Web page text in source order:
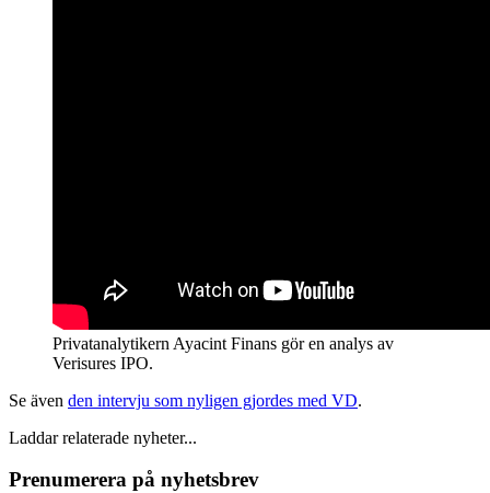
Privatanalytikern Ayacint Finans gör en analys av
Verisures IPO.
Se även den intervju som nyligen gjordes med VD.
Laddar relaterade nyheter...
Prenumerera på nyhetsbrev